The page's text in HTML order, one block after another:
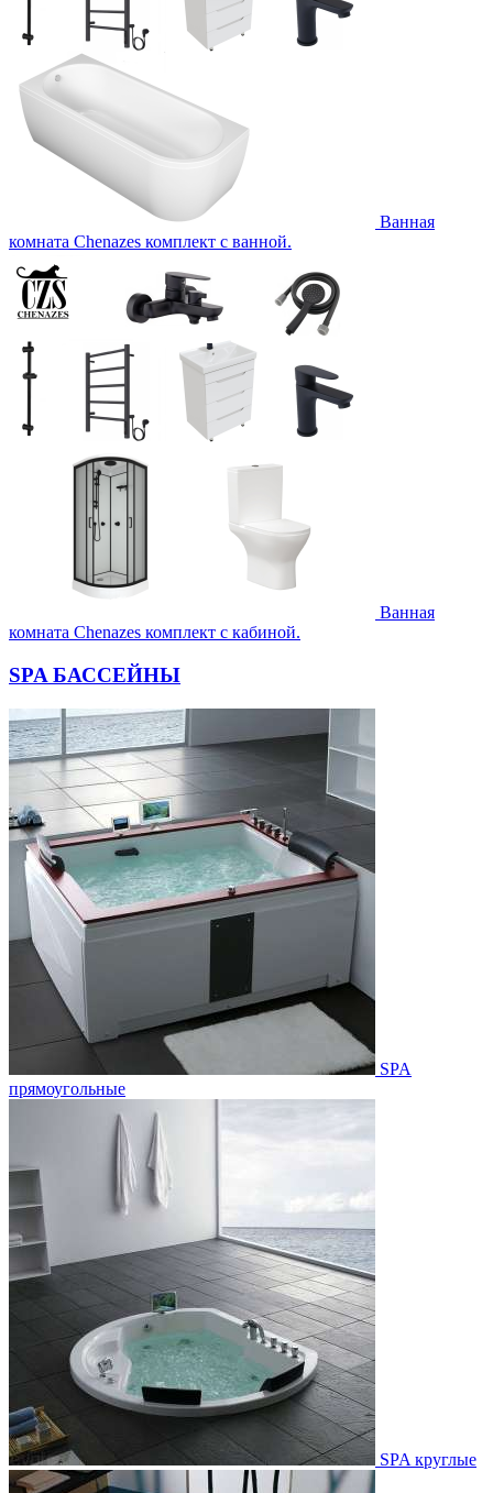
Ванная
комната Chenazes комплект с ванной.
Ванная
комната Chenazes комплект с кабиной.
SPA БАССЕЙНЫ
SPA
прямоугольные
SPA круглые